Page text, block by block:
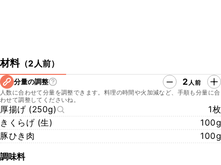
材料（2人前）
分量の調整 2 人前
人数に合わせて分量を調整できます。料理の時間や火加減など、手順も分量に合
わせて調整してくださいね。
厚揚げ (250g)
1枚
きくらげ (生)
100g
豚ひき肉
100g
調味料